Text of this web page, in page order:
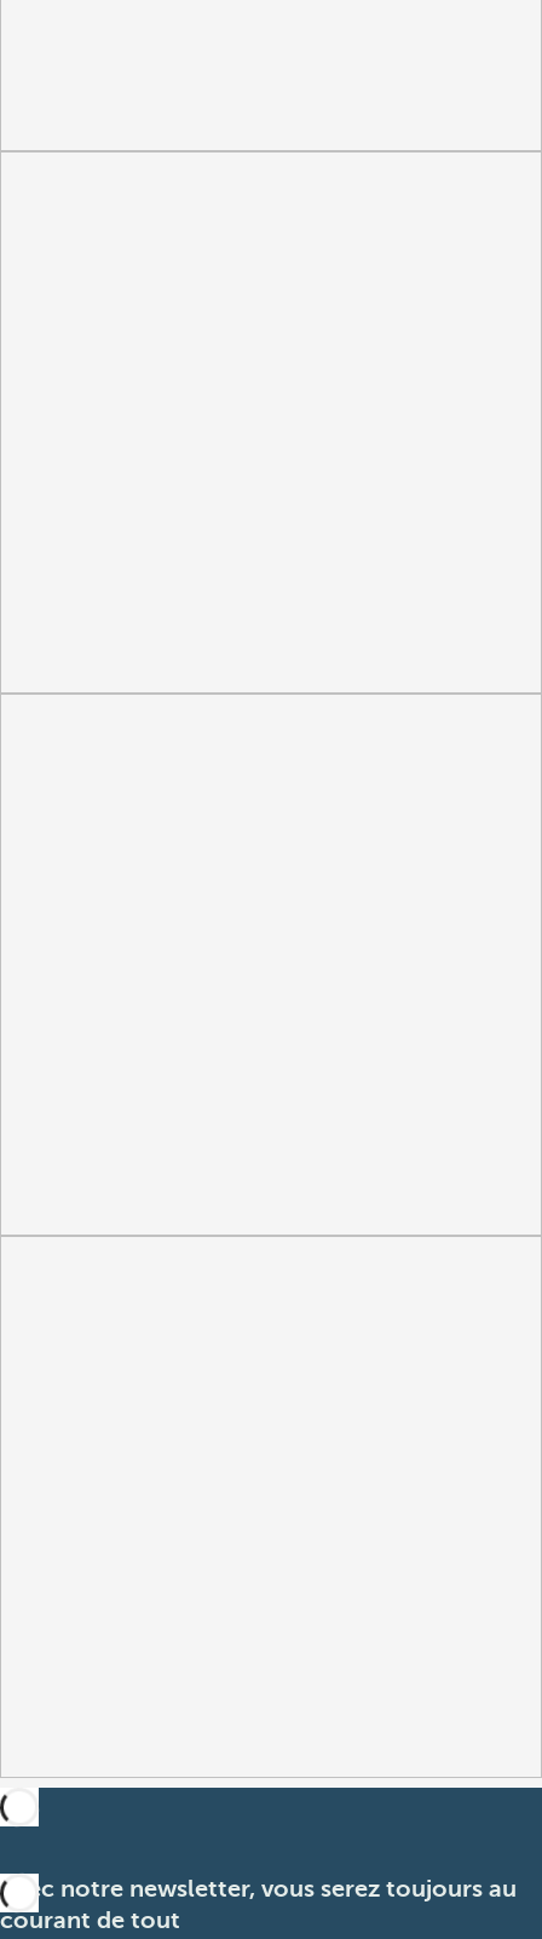
Avec notre newsletter, vous serez toujours au
courant de tout